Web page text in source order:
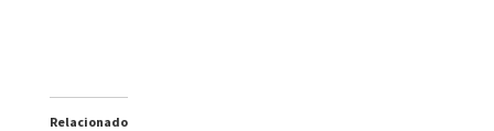
Relacionado